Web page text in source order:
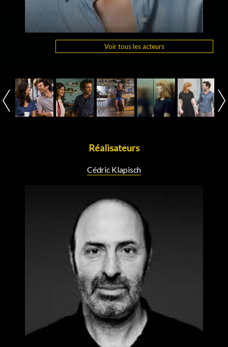
Voir tous les acteurs
Réalisateurs
Cédric Klapisch